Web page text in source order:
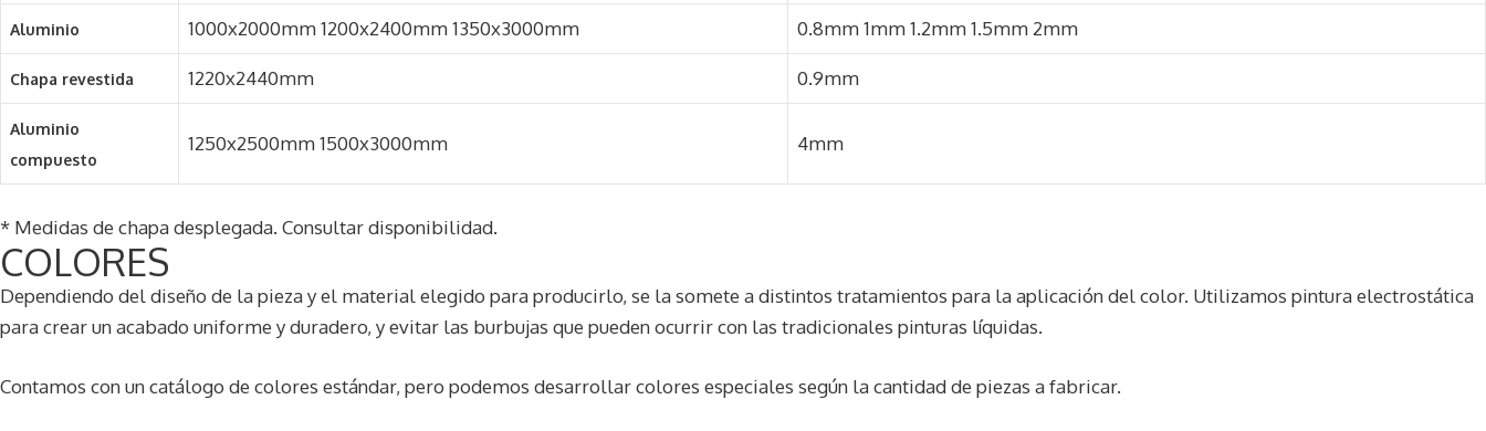
Aluminio 1000x2000mm 1200x2400mm 1350x3000mm​ 0.8mm 1mm 1.2mm 1.5mm 2mm​
Chapa revestida 1220x2440mm​ 0.9mm
Aluminio
compuesto
1250x2500mm 1500x3000mm​ 4mm
* Medidas de chapa desplegada. Consultar disponibilidad.
COLORES
Dependiendo del diseño de la pieza y el material elegido para producirlo, se la somete a distintos tratamientos para la aplicación del color. Utilizamos pintura electrostática
para crear un acabado uniforme y duradero, y evitar las burbujas que pueden ocurrir con las tradicionales pinturas líquidas.
Contamos con un catálogo de colores estándar, pero podemos desarrollar colores especiales según la cantidad de piezas a fabricar.